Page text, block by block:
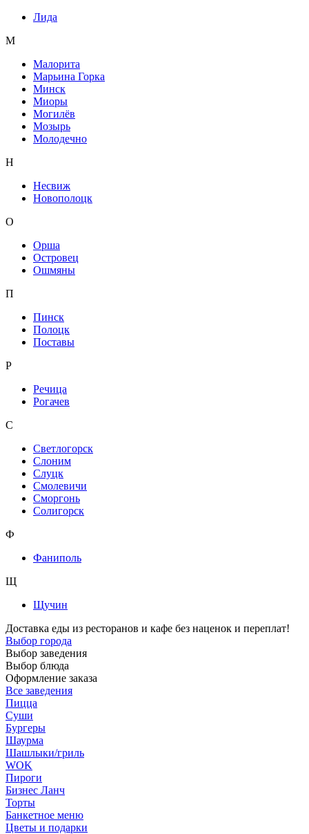
Лида
М
Малорита
Марьина Горка
Минск
Миоры
Могилёв
Мозырь
Молодечно
Н
Несвиж
Новополоцк
О
Орша
Островец
Ошмяны
П
Пинск
Полоцк
Поставы
Р
Речица
Рогачев
С
Светлогорск
Слоним
Слуцк
Смолевичи
Сморгонь
Солигорск
Ф
Фаниполь
Щ
Щучин
Доставка еды из ресторанов и кафе без наценок и переплат!
Выбор города
Выбор заведения
Выбор блюда
Оформление заказа
Все заведения
Пицца
Суши
Бургеры
Шаурма
Шашлыки/гриль
WOK
Пироги
Бизнес Ланч
Торты
Банкетное меню
Цветы и подарки